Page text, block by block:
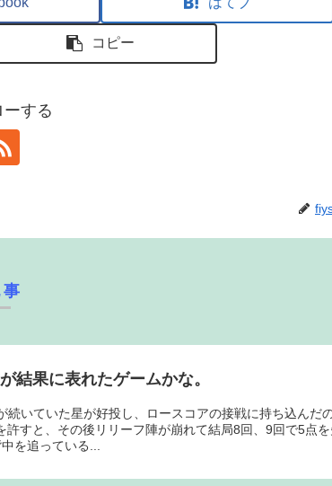
コピー
する
結果に表れたゲームかな。
続いていた星が好投し、ロースコアの接戦に持ち込んだ
すと、その後リリーフ陣が崩れて結局8回、9回で5点を
を追っている...